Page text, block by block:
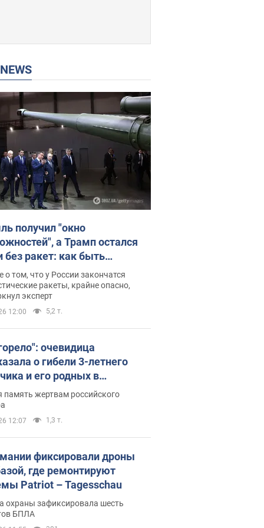
NEWS
получил "окно
а Трамп остался
без ракет: как быть
Интервью с Мельником
о том, что у России закончатся
ракеты, крайне опасно,
эксперт
12:00 5,2 т.
очевидица
о гибели 3-летнего
и его родных в
атаки РФ на Киевскую
Видео и фото
память жертвам российского
12:07 1,3 т.
фиксировали дроны
где ремонтируют
Patriot – Tagesschau
охраны зафиксировала шесть
БПЛА